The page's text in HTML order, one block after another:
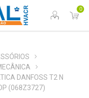
0
DANFOSS T2 N
(068Z3727)